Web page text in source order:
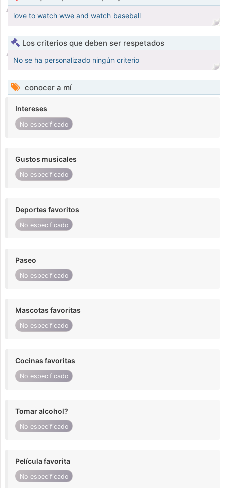
love to watch wwe and watch baseball
Los criterios que deben ser respetados
No se ha personalizado ningún criterio
conocer a mí
Intereses
No especificado
Gustos musicales
No especificado
Deportes favoritos
No especificado
Paseo
No especificado
Mascotas favoritas
No especificado
Cocinas favoritas
No especificado
Tomar alcohol?
No especificado
Película favorita
No especificado